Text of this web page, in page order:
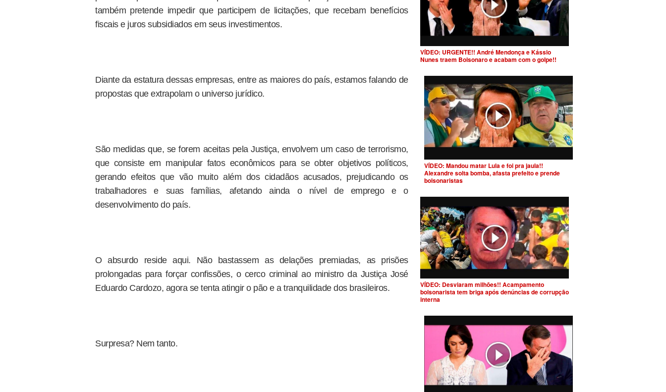
também pretende impedir que participem de licitações, que recebam benefícios
fiscais e juros subsidiados em seus investimentos.
Diante da estatura dessas empresas, entre as maiores do país, estamos falando de
propostas que extrapolam o universo jurídico.
São medidas que, se forem aceitas pela Justiça, envolvem um caso de terrorismo,
que consiste em manipular fatos econômicos para se obter objetivos políticos,
gerando efeitos que vão muito além dos cidadãos acusados, prejudicando os
trabalhadores e suas famílias, afetando ainda o nível de emprego e o
desenvolvimento do país.
O absurdo reside aqui. Não bastassem as delações premiadas, as prisões
prolongadas para forçar confissões, o cerco criminal ao ministro da Justiça José
Eduardo Cardozo, agora se tenta atingir o pão e a tranquilidade dos brasileiros.
Surpresa? Nem tanto.
VÍDEO: URGENTE!! André Mendonça e Kássio
Nunes traem Bolsonaro e acabam com o golpe!!
VÍDEO: Mandou matar Lula e foi pra jaula!!
Alexandre solta bomba, afasta prefeito e prende
bolsonaristas
VÍDEO: Desviaram milhões!! Acampamento
bolsonarista tem briga após denúncias de corrupção
interna